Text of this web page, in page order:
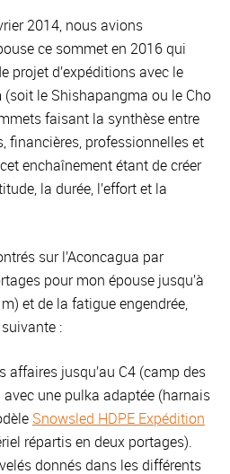
2014, nous avions
ce sommet en 2016 qui
projet d’expéditions avec le
le Shishapangma ou le Cho
faisant la synthèse entre
financières, professionnelles et
enchaînement étant de créer
la durée, l’effort et la
sur l’Aconcagua par
pour mon épouse jusqu’à
et de la fatigue engendrée,
:
affaires jusqu’au C4 (camp des
une pulka adaptée (harnais
Snowsled HDPE Expédition
répartis en deux portages).
donnés dans les différents